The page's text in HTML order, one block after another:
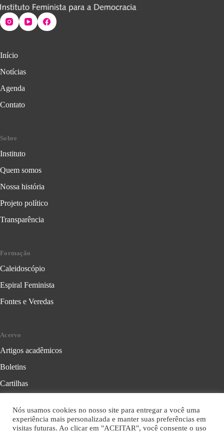
Início
Notícias
Agenda
Contato
Sobre
Instituto
Quem somos
Nossa história
Projeto político
Transparência
Formação
Caleidoscópio
Espiral Feminista
Fontes e Veredas
Acervo
Artigos acadêmicos
Boletins
Cartilhas
Folhetos
Nós usamos cookies no nosso site para entregar a você uma
experiência mais personalizada e manter suas preferências em
visitas futuras. Ao clicar em "ACEITAR", você consente o uso